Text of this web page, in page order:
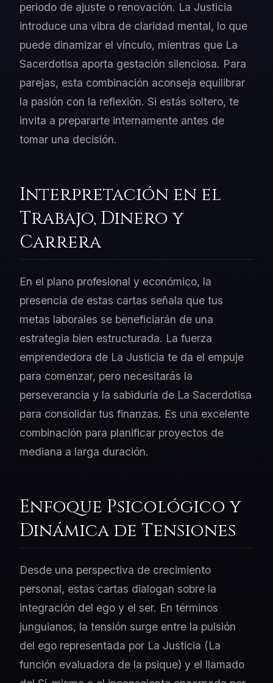
periodo de ajuste o renovación. La Justicia
introduce una vibra de claridad mental, lo que
puede dinamizar el vínculo, mientras que La
Sacerdotisa aporta gestación silenciosa. Para
parejas, esta combinación aconseja equilibrar
la pasión con la reflexión. Si estás soltero, te
invita a prepararte internamente antes de
tomar una decisión.
Interpretación en el
Trabajo, Dinero y
Carrera
En el plano profesional y económico, la
presencia de estas cartas señala que tus
metas laborales se beneficiarán de una
estrategia bien estructurada. La fuerza
emprendedora de La Justicia te da el empuje
para comenzar, pero necesitarás la
perseverancia y la sabiduría de La Sacerdotisa
para consolidar tus finanzas. Es una excelente
combinación para planificar proyectos de
mediana a larga duración.
Enfoque Psicológico y
Dinámica de Tensiones
Desde una perspectiva de crecimiento
personal, estas cartas dialogan sobre la
integración del ego y el ser. En términos
junguianos, la tensión surge entre la pulsión
del ego representada por La Justicia (La
función evaluadora de la psique) y el llamado